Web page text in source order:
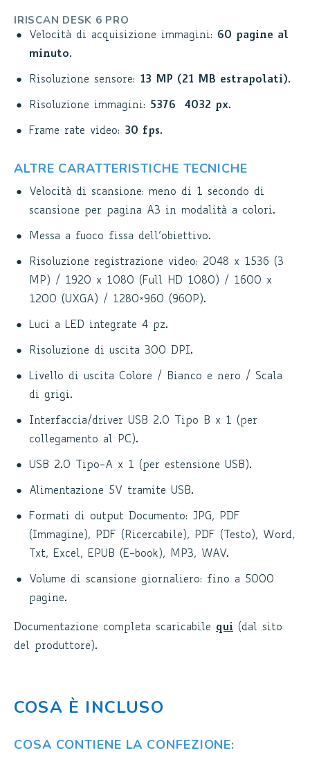
IRISCAN DESK 6 PRO
Velocità di acquisizione immagini: 60 pagine al
minuto.
Risoluzione sensore: 13 MP (21 MB estrapolati).
Risoluzione immagini: 5376×4032 px.
Frame rate video: 30 fps.
ALTRE CARATTERISTICHE TECNICHE
Velocità di scansione: meno di 1 secondo di
scansione per pagina A3 in modalità a colori.
Messa a fuoco fissa dell’obiettivo.
Risoluzione registrazione video: 2048 x 1536 (3
MP) / 1920 x 1080 (Full HD 1080) / 1600 x
1200 (UXGA) / 1280×960 (960P).
Luci a LED integrate 4 pz.
Risoluzione di uscita 300 DPI.
Livello di uscita Colore / Bianco e nero / Scala
di grigi.
Interfaccia/driver USB 2.0 Tipo B x 1 (per
collegamento al PC).
USB 2.0 Tipo-A x 1 (per estensione USB).
Alimentazione 5V tramite USB.
Formati di output Documento: JPG, PDF
(Immagine), PDF (Ricercabile), PDF (Testo), Word,
Txt, Excel, EPUB (E-book), MP3, WAV.
Volume di scansione giornaliero: fino a 5000
pagine.
Documentazione completa scaricabile qui (dal sito
del produttore).
COSA È INCLUSO
COSA CONTIENE LA CONFEZIONE: